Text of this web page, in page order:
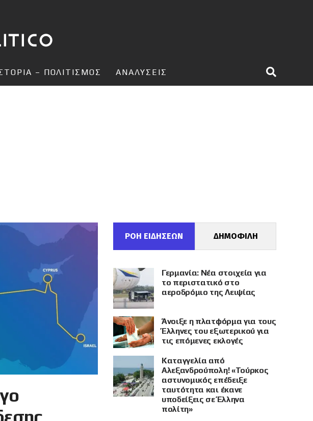
– ΠΟΛΙΤΙΣΜΟΣ ΑΝΑΛΥΣΕΙΣ
ΡΟΗ ΕΙΔΗΣΕΩΝ ΔΗΜΟΦΙΛΗ
Γερμανία: Νέα στοιχεία για
το περιστατικό στο
αεροδρόμιο της Λειψίας
Άνοιξε η πλατφόρμα για τους
Έλληνες του εξωτερικού για
τις επόμενες εκλογές
Καταγγελία από
Αλεξανδρούπολη! «Τούρκος
αστυνομικός επέδειξε
ταυτότητα και έκανε
υποδείξεις σε Έλληνα
πολίτη»